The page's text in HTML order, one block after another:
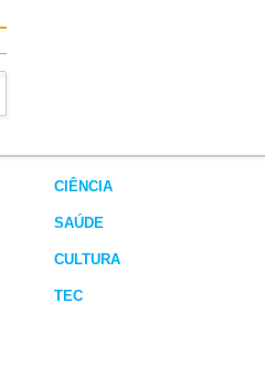
CIÊNCIA
SAÚDE
CULTURA
TEC